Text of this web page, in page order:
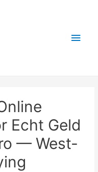
Main
Echt Geld
— West-